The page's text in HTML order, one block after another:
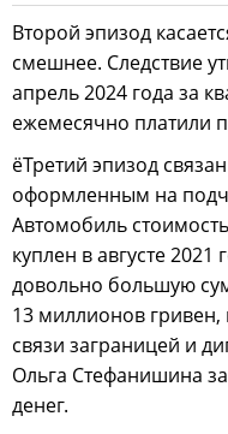
Второй эпизод
смешнее. Следствие
апрель 2024 года за
ежемесячно платили
ёТретий эпизод
оформленным на
Автомобиль
куплен в августе
довольно большую
13 миллионов гривен,
связи заграницей и
Ольга Стефанишина
денег.